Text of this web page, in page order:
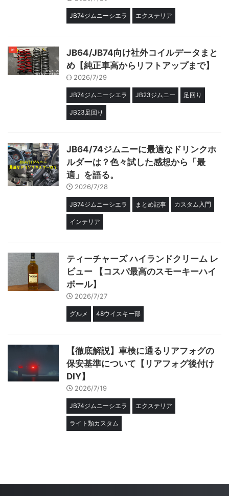
JB74ジムニーシエラ エクステリア
JB64/JB74向け社外コイルデータまと
め【純正車高からリフトアップまで】
2026/7/29
JB74ジムニーシエラ JB23ジムニー 足回り
JB23足回り
JB64/74ジムニーに最適なドリンクホ
ルダーは？色々試した感想から「最
適」を語る。
2026/7/28
JB74ジムニーシエラ まとめ記事 カスタム入門
インテリア
ティーチャーズ ハイランドクリーム レ
ビュー 【コスパ最高のスモーキーハイ
ボール】
2026/7/27
グルメ 48ウイスキー部
【徹底解説】車検に通るリアフォグの
保安基準について【リアフォグ後付け
DIY】
2026/7/19
JB74ジムニーシエラ エクステリア
ライト類カスタム